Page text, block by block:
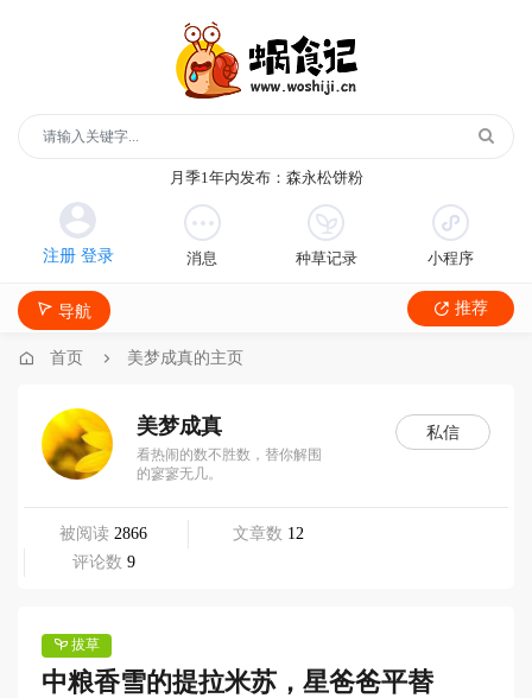
月季1年内发布：森永松饼粉
月季1年内发布：绿柳居青团
遥望1年内发布：石屏包浆豆腐
玻璃鞋1年内发布：沿河沙子空心李
月季1年内发布：绿柳居青团
消息 种草记录 小程序
导航 推荐
首页 美梦成真的主页
美梦成真
看热闹的数不胜数，替你解围
的寥寥无几。
私信
被阅读 2866 文章数 12
评论数 9
拔草
中粮香雪的提拉米苏，星爸爸平替